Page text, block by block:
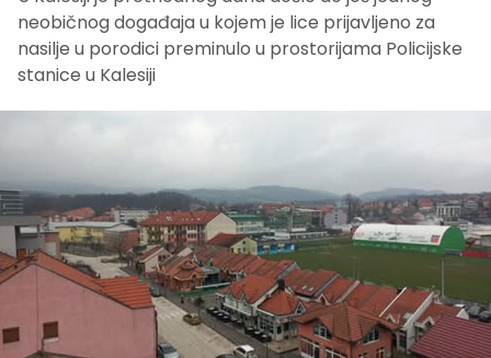
neobičnog događaja u kojem je lice prijavljeno za
nasilje u porodici preminulo u prostorijama Policijske
stanice u Kalesiji